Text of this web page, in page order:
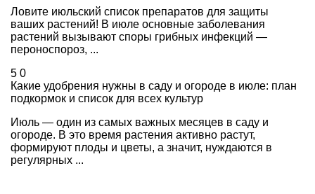
Ловите июльский список препаратов для защиты
ваших растений! В июле основные заболевания
растений вызывают споры грибных инфекций —
пероноспороз, ...
5 0
Какие удобрения нужны в саду и огороде в июле: план
подкормок и список для всех культур
Июль — один из самых важных месяцев в саду и
огороде. В это время растения активно растут,
формируют плоды и цветы, а значит, нуждаются в
регулярных ...